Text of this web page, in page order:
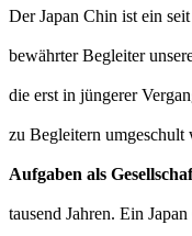
Der Japan Chin ist ein
bewährter Begleiter
die erst in jüngerer
zu Begleitern umgeschult
Aufgaben als
tausend Jahren. Ein